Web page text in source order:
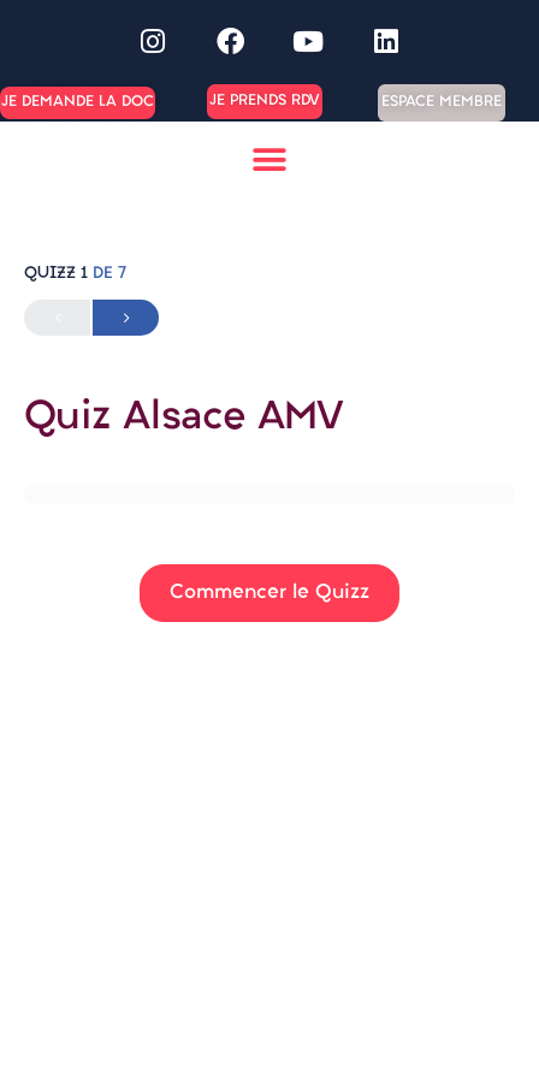
JE DEMANDE LA DOC JE PRENDS RDV ESPACE MEMBRE
QUIZZ 1 DE 7
Quiz Alsace AMV